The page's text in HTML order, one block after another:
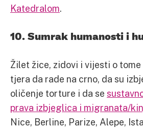
Katedralom.
10. Sumrak humanosti i
Žilet žice, zidovi i vijesti o
tjera da rade na crno, da su
oličenje torture i da se
prava izbjeglica i migranata/
Nice, Berline, Parize, Alepe,